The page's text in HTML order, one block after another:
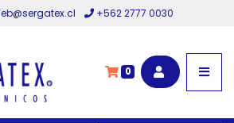
+562 2777 0030
0